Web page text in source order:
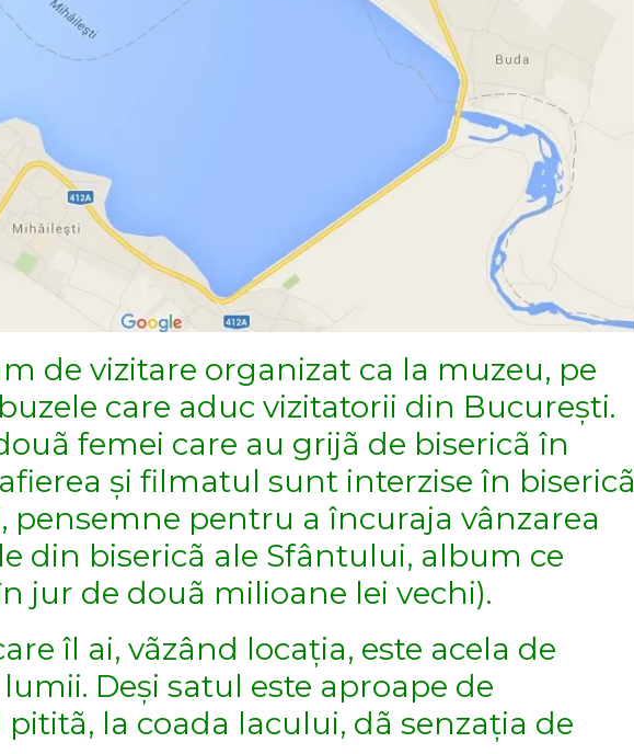
de vizitare organizat ca la muzeu, pe
care aduc vizitatorii din București.
femei care au grijã de bisericã în
și filmatul sunt interzise în bisericã
pentru a încuraja vânzarea
din bisericã ale Sfântului, album ce
jur de douã milioane lei vechi).
îl ai, vãzând locația, este acela de
Deși satul este aproape de
la coada lacului, dã senzația de